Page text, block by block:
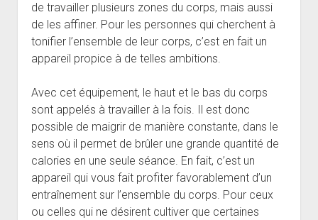
de travailler plusieurs zones du corps, mais aussi
de les affiner. Pour les personnes qui cherchent à
tonifier l’ensemble de leur corps, c’est en fait un
appareil propice à de telles ambitions.
Avec cet équipement, le haut et le bas du corps
sont appelés à travailler à la fois. Il est donc
possible de maigrir de manière constante, dans le
sens où il permet de brûler une grande quantité de
calories en une seule séance. En fait, c’est un
appareil qui vous fait profiter favorablement d’un
entraînement sur l’ensemble du corps. Pour ceux
ou celles qui ne désirent cultiver que certaines